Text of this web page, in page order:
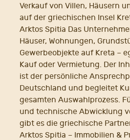
Verkauf von Villen, Häusern
auf der griechischen Insel
Arktos Spitia Das
Häuser, Wohnungen,
Gewerbeobjekte auf Kreta –
Kauf oder Vermietung. Der
ist der persönliche
Deutschland und begleitet
gesamten Auswahlprozess.
und technische Abwicklung
gibt es die griechische
Arktos Spitia – Immobilien &